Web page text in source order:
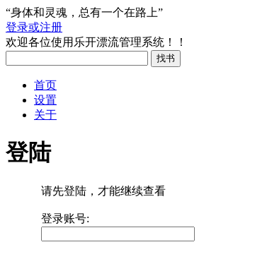
“身体和灵魂，总有一个在路上”
登录或注册
欢迎各位使用乐开漂流管理系统！！
首页
设置
关于
登陆
请先登陆，才能继续查看
登录账号: